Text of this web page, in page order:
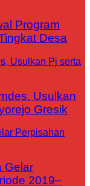
Program
Desa
Usulkan
Gresik
Gelar
2019–